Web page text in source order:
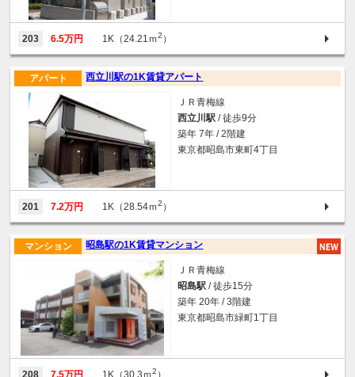
203 6.5万円 1K（24.21ｍ2 ）
西立川駅の1K賃貸アパート
アパート
ＪＲ青梅線
西立川駅 / 徒歩9分
築年 7年 / 2階建
東京都昭島市東町4丁目
201 7.2万円 1K（28.54ｍ2 ）
昭島駅の1K賃貸マンション
マンション
ＪＲ青梅線
昭島駅 / 徒歩15分
築年 20年 / 3階建
東京都昭島市緑町1丁目
208 7.5万円 1K（30.3ｍ2 ）